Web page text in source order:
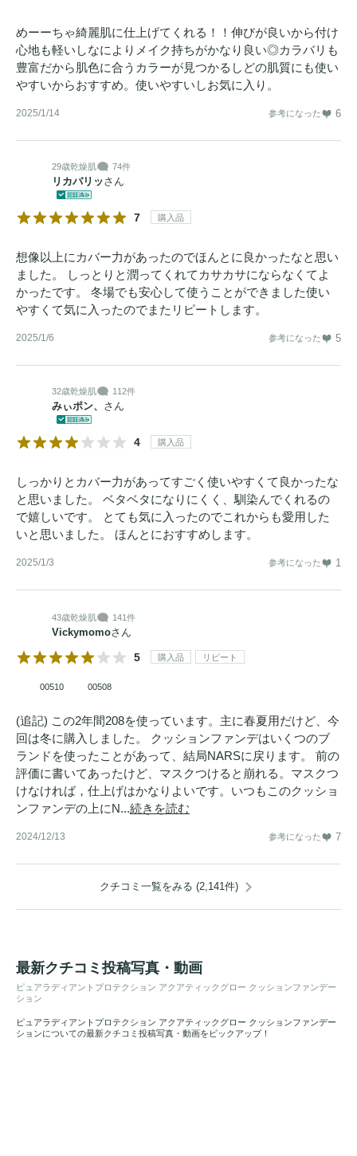
めーーちゃ綺麗肌に仕上げてくれる！！伸びが良いから付け
心地も軽いしなによりメイク持ちがかなり良い◎カラバリも
豊富だから肌色に合うカラーが見つかるしどの肌質にも使い
やすいからおすすめ。使いやすいしお気に入り。
2025/1/14 参考になった 6
29歳乾燥肌 74件
リカバリッさん
7 購入品
想像以上にカバー力があったのでほんとに良かったなと思い
ました。 しっとりと潤ってくれてカサカサにならなくてよ
かったです。 冬場でも安心して使うことができました使い
やすくて気に入ったのでまたリピートします。
2025/1/6 参考になった 5
32歳乾燥肌 112件
みぃポン、 さん
4 購入品
しっかりとカバー力があってすごく使いやすくて良かったな
と思いました。 ベタベタになりにくく、馴染んでくれるの
で嬉しいです。 とても気に入ったのでこれからも愛用した
いと思いました。 ほんとにおすすめします。
2025/1/3 参考になった 1
43歳乾燥肌 141件
Vickymomoさん
5 購入品 リピート
00510 00508
(追記) この2年間208を使っています。主に春夏用だけど、今
回は冬に購入しました。 クッションファンデはいくつのブ
ランドを使ったことがあって、結局NARSに戻ります。 前の
評価に書いてあったけど、マスクつけると崩れる。マスクつ
けなければ，仕上げはかなりよいです。いつもこのクッショ
ンファンデの上にN...続きを読む
2024/12/13 参考になった 7
クチコミ一覧をみる (2,141件)
最新クチコミ投稿写真・動画
ピュアラディアントプロテクション アクアティックグロー クッションファンデー
ション
ピュアラディアントプロテクション アクアティックグロー クッションファンデー
ションについての最新クチコミ投稿写真・動画をピックアップ！